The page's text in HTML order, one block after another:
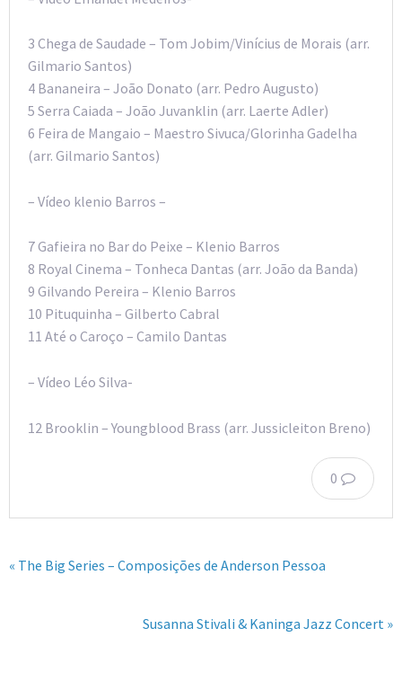
3 Chega de Saudade – Tom Jobim/Vinícius de Morais (arr.
Gilmario Santos)
4 Bananeira – João Donato (arr. Pedro Augusto)
5 Serra Caiada – João Juvanklin (arr. Laerte Adler)
6 Feira de Mangaio – Maestro Sivuca/Glorinha Gadelha
(arr. Gilmario Santos)
– Vídeo klenio Barros –
7 Gafieira no Bar do Peixe – Klenio Barros
8 Royal Cinema – Tonheca Dantas (arr. João da Banda)
9 Gilvando Pereira – Klenio Barros
10 Pituquinha – Gilberto Cabral
11 Até o Caroço – Camilo Dantas
– Vídeo Léo Silva-
12 Brooklin – Youngblood Brass (arr. Jussicleiton Breno)
0
« The Big Series – Composições de Anderson Pessoa
Susanna Stivali & Kaninga Jazz Concert »